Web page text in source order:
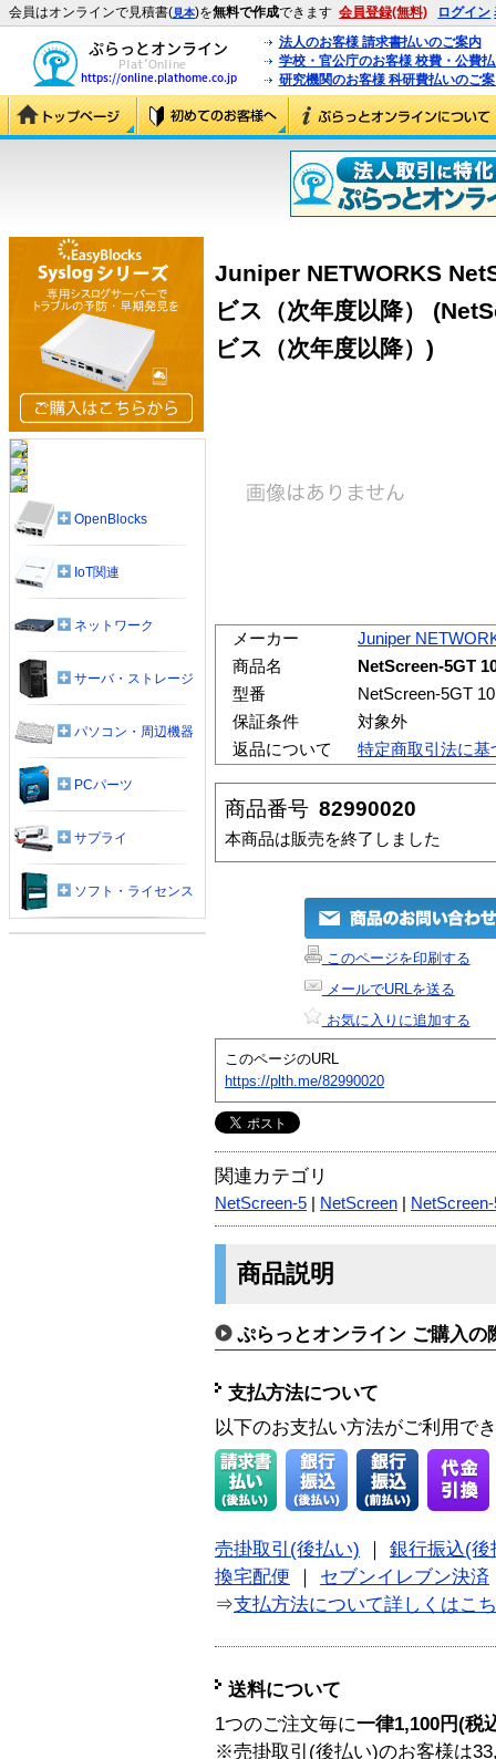
会員はオンラインで見積書(見本)を無料で作成できます 会員登録(無料) ログイン
法人のお客様 請求書払いのご案内
学校・官公庁のお客様 校費・公費
研究機関のお客様 科研費払いのご
Juniper NETWORKS
ビス（次年度以降）
ビス（次年度以降）)
メーカー
Juniper
商品名
NetScreen-5GT
型番
NetScreen-5GT
保証条件
対象外
返品について
特定商取引法に基
商品番号 82990020
本商品は販売を終了しました
このページを印刷する
メールでURLを送る
お気に入りに追加する
このページのURL
https://plth.me/82990020
関連カテゴリ
NetScreen-5 NetScreen
商品説明
ぷらっとオンライン ご購入の
支払方法について
以下のお支払い方法がご利用で
売掛取引(後払い)
銀行振込(後
換宅配便
セブンイレブン決済
⇒支払方法について詳しくはこ
送料について
1つのご注文毎に一律1,100円(税
※売掛取引(後払い)のお客様は
OpenBlocks
IoT関連
ネットワーク
サーバ・ストレージ
パソコン・周辺機器
PCパーツ
サプライ
ソフト・ライセンス